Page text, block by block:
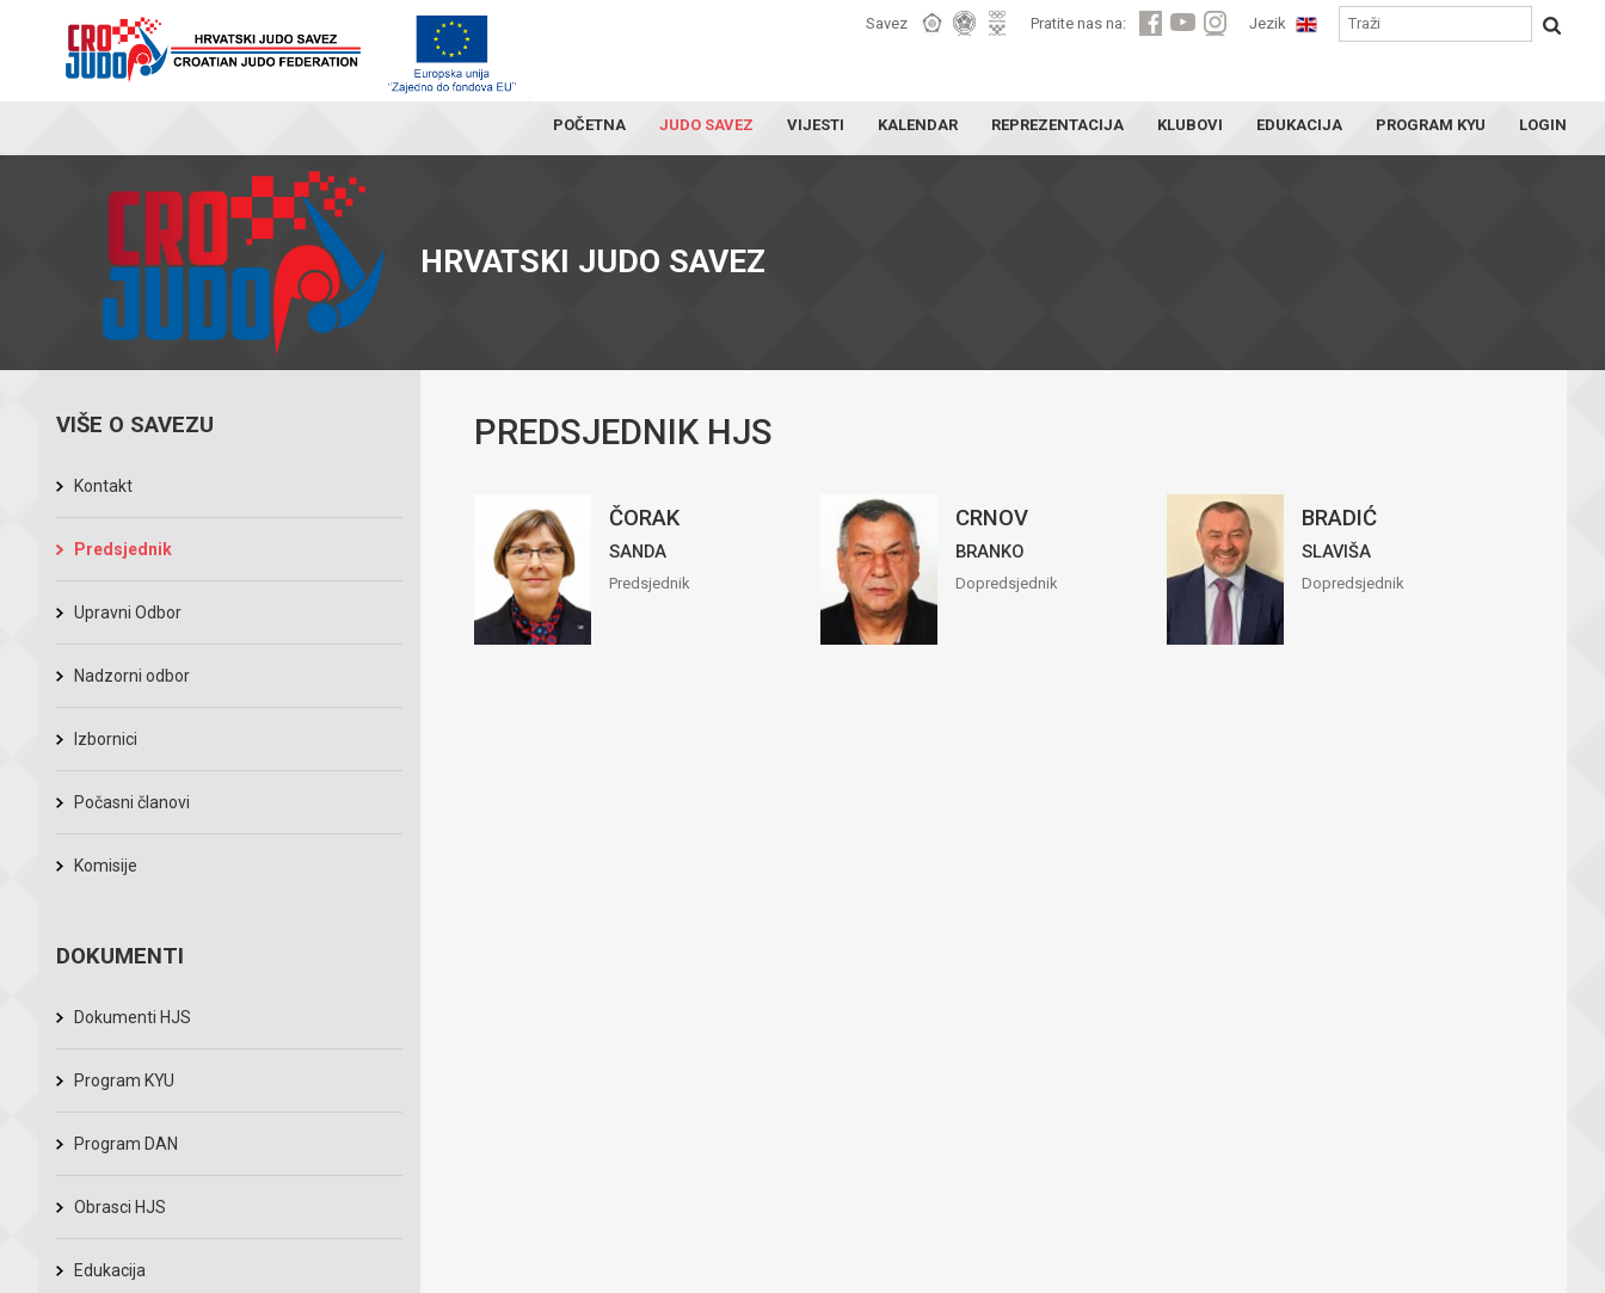
Savez Pratite nas na: Jezik
POČETNA JUDO SAVEZ VIJESTI KALENDAR REPREZENTACIJA KLUBOVI EDUKACIJA PROGRAM KYU LOGIN
HRVATSKI JUDO SAVEZ
VIŠE O SAVEZU
Kontakt
Predsjednik
Upravni Odbor
Nadzorni odbor
Izbornici
Počasni članovi
Komisije
DOKUMENTI
Dokumenti HJS
Program KYU
Program DAN
Obrasci HJS
Edukacija
PREDSJEDNIK HJS
ČORAK
SANDA
Predsjednik
CRNOV
BRANKO
Dopredsjednik
BRADIĆ
SLAVIŠA
Dopredsjednik